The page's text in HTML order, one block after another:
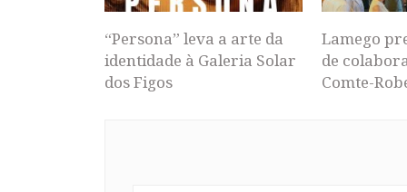
“Persona” leva a arte da
identidade à Galeria Solar
dos Figos
Lamego
de
Comte-